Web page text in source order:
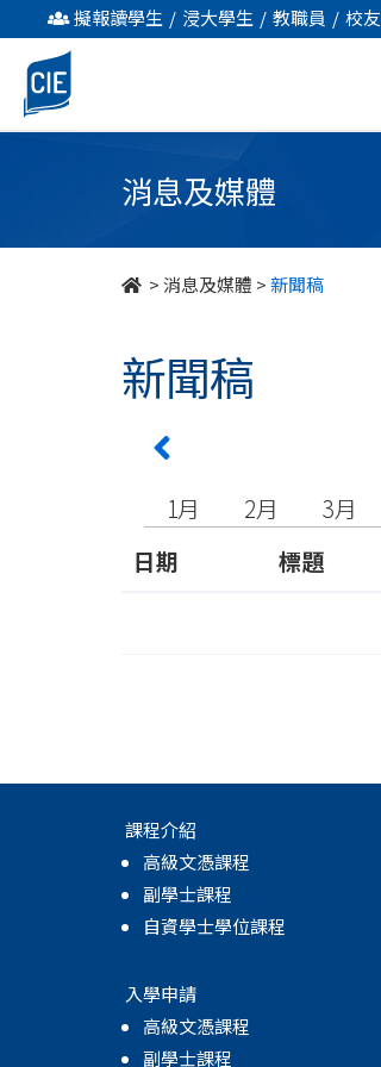
undefined
擬報讀學生 / 浸大學生 / 教職員 / 校友
消息及媒體
>消息及媒體 >新聞稿
新聞稿
1月 2月 3月
日期
標題
課程介紹
高級文憑課程
副學士課程
自資學士學位課程
入學申請
高級文憑課程
副學士課程